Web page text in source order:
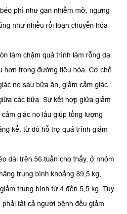
phì như gan nhiễm mỡ, ngưng
như nhiều rối loạn chuyển hóa
làm chậm quá trình làm rỗng dạ
hơn trong đường tiêu hóa. Cơ chế
no sau bữa ăn, giảm cảm giác
các bữa. Sự kết hợp giữa giảm
giác no lâu giúp tổng lượng
kể, từ đó hỗ trợ quá trình giảm
dài trên 56 tuần cho thấy, ở nhóm
trung bình khoảng 89,5 kg,
trung bình từ 4 đến 5,5 kg. Tuy
tất cả người bệnh đều giảm